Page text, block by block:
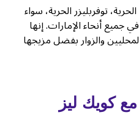
توفربليزر الحرية، سواء
جميع أنحاء الإمارات. إنها
والزوار بفضل مزيجها
كويك ليز